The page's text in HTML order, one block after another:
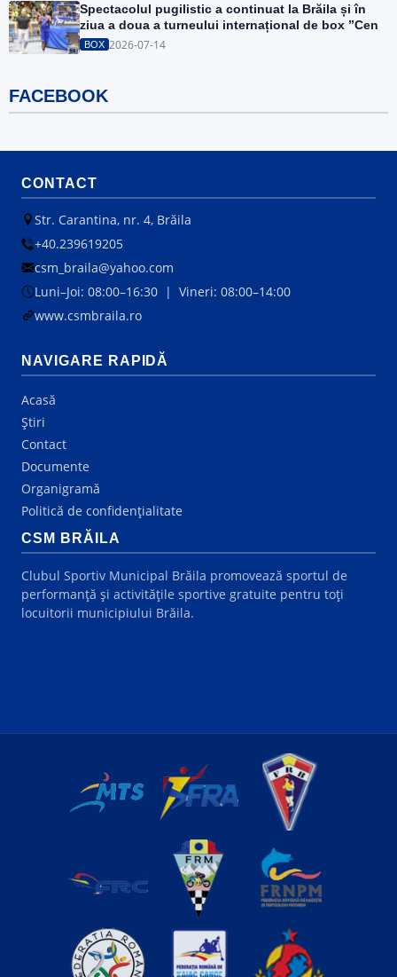
Spectacolul pugilistic a continuat la Brăila și în
ziua a doua a turneului internațional de box ”Cen
BOX 2026-07-14
FACEBOOK
CONTACT
Str. Carantina, nr. 4, Brăila
+40.239619205
csm_braila@yahoo.com
Luni–Joi: 08:00–16:30 | Vineri: 08:00–14:00
www.csmbraila.ro
NAVIGARE RAPIDĂ
Acasă
Știri
Contact
Documente
Organigramă
Politică de confidențialitate
CSM BRĂILA
Clubul Sportiv Municipal Brăila promovează sportul de
performanță și activitățile sportive gratuite pentru toți
locuitorii municipiului Brăila.